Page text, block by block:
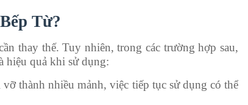
Từ?
thay thế. Tuy nhiên, trong các trường hợp sau,
hiệu quả khi sử dụng:
thành nhiều mảnh, việc tiếp tục sử dụng có thể